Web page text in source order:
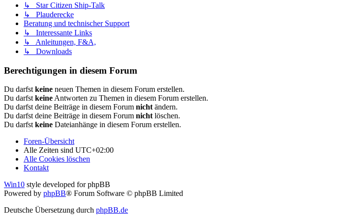
↳ Star Citizen Ship-Talk
↳ Plauderecke
Beratung und technischer Support
↳ Interessante Links
↳ Anleitungen, F&A,
↳ Downloads
Berechtigungen in diesem Forum
Du darfstkeine neuen Themen in diesem Forum erstellen.
Du darfstkeineAntworten zu Themen in diesem Forum erstellen.
Du darfst deine Beiträge in diesem Forum nichtändern.
Du darfst deine Beiträge in diesem Forum nichtlöschen.
Du darfstkeine Dateianhänge in diesem Forum erstellen.
Foren-Übersicht
Alle Zeiten sind UTC+02:00
Alle Cookies löschen
Kontakt
Win10 style developed for phpBB
Powered by phpBB® Forum Software © phpBB Limited
Deutsche Übersetzung durch phpBB.de